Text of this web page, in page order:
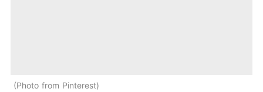
Photo from Pinterest